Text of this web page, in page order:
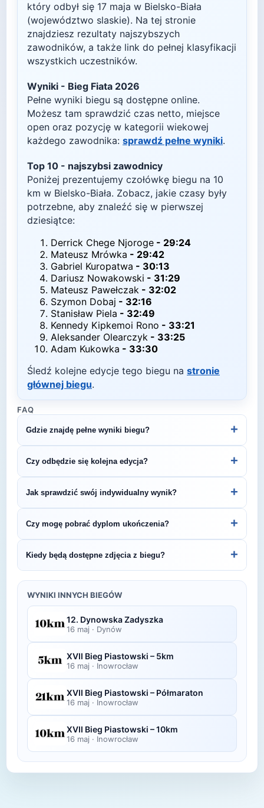
który odbył się 17 maja w Bielsko-Biała
(województwo slaskie). Na tej stronie
znajdziesz rezultaty najszybszych
zawodników, a także link do pełnej klasyfikacji
wszystkich uczestników.
Wyniki - Bieg Fiata 2026
Pełne wyniki biegu są dostępne online.
Możesz tam sprawdzić czas netto, miejsce
open oraz pozycję w kategorii wiekowej
każdego zawodnika: sprawdź pełne wyniki.
Top 10 - najszybsi zawodnicy
Poniżej prezentujemy czołówkę biegu na 10
km w Bielsko-Biała. Zobacz, jakie czasy były
potrzebne, aby znaleźć się w pierwszej
dziesiątce:
Derrick Chege Njoroge - 29:24
Mateusz Mrówka - 29:42
Gabriel Kuropatwa - 30:13
Dariusz Nowakowski - 31:29
Mateusz Pawełczak - 32:02
Szymon Dobaj - 32:16
Stanisław Piela - 32:49
Kennedy Kipkemoi Rono - 33:21
Aleksander Olearczyk - 33:25
Adam Kukowka - 33:30
Śledź kolejne edycje tego biegu na stronie
głównej biegu.
FAQ
Gdzie znajdę pełne wyniki biegu? +
organizatora.
Czy odbędzie się kolejna edycja? +
Śledź stronę organizatora lub ZawodyBiegowe.pl,
by być na bieżąco z datą kolejnej edycji Bieg Fiata
2026.
Jak sprawdzić swój indywidualny wynik? +
organizatora lub platformie pomiarowej podanej na
bibie startowym. Wyniki zawierają czas brutto i
netto, a często też pozycję wśród wszystkich
uczestników i w kategorii wiekowej.
Czy mogę pobrać dyplom ukończenia? +
elektroniczne dyplomy do pobrania ze strony
organizatora po opublikowaniu oficjalnych
Kiedy będą dostępne zdjęcia z biegu? +
w ciągu kilku dni po zawodach na swojej stronie
lub fanpage'u na Facebooku.
WYNIKI INNYCH BIEGÓW
12. Dynowska Zadyszka
16 maj · Dynów
XVII Bieg Piastowski – 5km
16 maj · Inowrocław
XVII Bieg Piastowski – Półmaraton
16 maj · Inowrocław
XVII Bieg Piastowski – 10km
16 maj · Inowrocław